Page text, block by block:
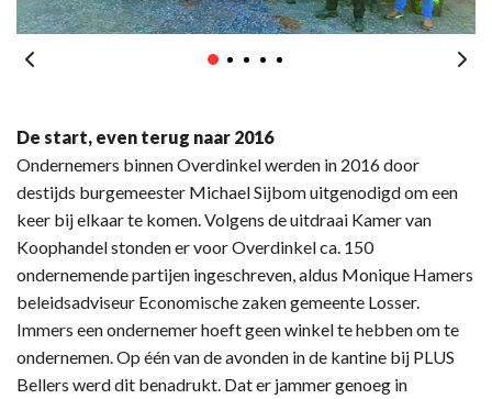
De start, even terug naar 2016
Ondernemers binnen Overdinkel werden in 2016 door
destijds burgemeester Michael Sijbom uitgenodigd om een
keer bij elkaar te komen. Volgens de uitdraai Kamer van
Koophandel stonden er voor Overdinkel ca. 150
ondernemende partijen ingeschreven, aldus Monique Hamers
beleidsadviseur Economische zaken gemeente Losser.
Immers een ondernemer hoeft geen winkel te hebben om te
ondernemen. Op één van de avonden in de kantine bij PLUS
Bellers werd dit benadrukt. Dat er jammer genoeg in